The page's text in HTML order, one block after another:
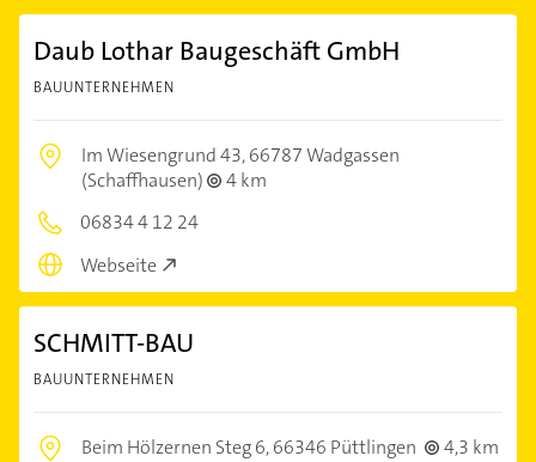
Daub Lothar Baugeschäft GmbH
BAUUNTERNEHMEN
Im Wiesengrund 43,66787 Wadgassen
(Schaffhausen)
4 km
06834 4 12 24
Webseite
SCHMITT-BAU
BAUUNTERNEHMEN
Beim Hölzernen Steg 6,66346 Püttlingen 4,3 km